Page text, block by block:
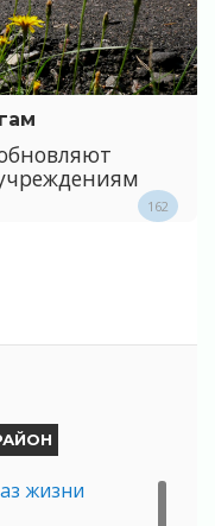
162
жизни